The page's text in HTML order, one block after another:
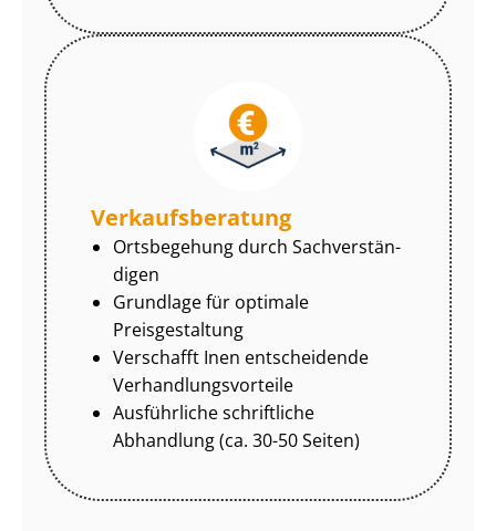
Ver­kaufs­be­ra­tung
Ortsbegehung durch Sach­ver­stän­
di­gen
Grundlage für optimale
Preisgestaltung
Verschafft Inen entscheidende
Ver­hand­lungs­vor­tei­le
Ausführliche schriftliche
Abhandlung (ca. 30-50 Seiten)